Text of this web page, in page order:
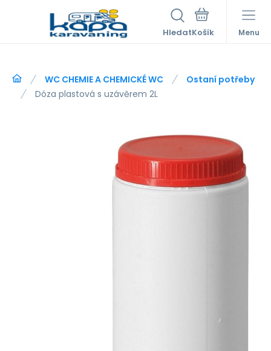
Hledat Menu
WC CHEMIE A CHEMICKÉ WC
Ostaní potřeby
Dóza plastová s uzávěrem 2L